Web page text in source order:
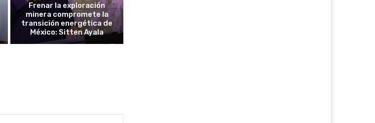
Frenar la exploración
minera compromete la
transición energética de
México: Sitten Ayala